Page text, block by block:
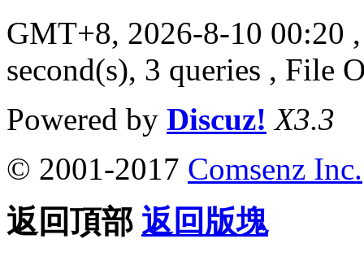
GMT+8, 2026-8-10 00:20
second(s), 3 queries , File
Powered by Discuz! X3.3
© 2001-2017 Comsenz Inc.
返回頂部 返回版塊